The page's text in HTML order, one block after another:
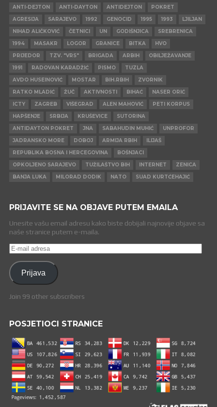
ANTI-DEJTON
ANTI-DAYTON ANTIDEJTON
POKRET
AGRESIJA
SARAJEVO 1992 GENOCID 1995 1993
LJILJAN
NIHAD ALIČKOVIĆ
ČETNICI UN GODIŠNJICA
SREBRENICA
1994
MASAKR LOGOR GRANICE BITKA
HVO
PRIJEDOR
TZV. "VRS" BRIGADA ARBIH
OBILJEŽAVANJE
1991
RADOVAN KARADŽIĆ PISMO
TUZLA
AVDO HUSEINOVIĆ
MOSTAR BIH.RBIH
ZVORNIK
RATKO MLADIĆ
ŽUČ AKTIVNOSTI BIHAĆ
NASER ORIĆ
ICTY
ZAGREB VIŠEGRAD ALEN MAHOVIĆ
PETI KORPUS
HAPŠENJE
SRBIJA KRUŠEVICE
SUTORINA
ANTIDAYTON POKRET
JNA SABAHUDIN MUHIĆ
UNPROFOR
JADRANSKO MORE
DOBOJ ARMIJA RBIH
ILIJAŠ
REPUBLIKA BOSNA I HERCEGOVINA
BOŠNJACI
OPKOLJENO SARAJEVO
TUŽILAŠTVO BIH INTERNET
ZENICA
BANJA LUKA
MILORAD DODIK NATO SUAD KURTĆEHAJIĆ
PRIJAVITE SE NA OBJAVE PUTEM EMAILA
Unesite vašu email adresu kako biste dobijali najnovije objave sa
naše stranice putem e-maila.
E-
mail
adresa
Prijava
Join 99 other subscribers
POSJETIOCI STRANICE